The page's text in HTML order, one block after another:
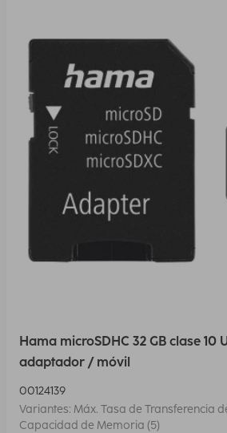
Hama microSDHC 32 GB clase 10
adaptador / móvil
00124139
Variantes: Máx. Tasa de Transferencia
Capacidad de Memoria (5)